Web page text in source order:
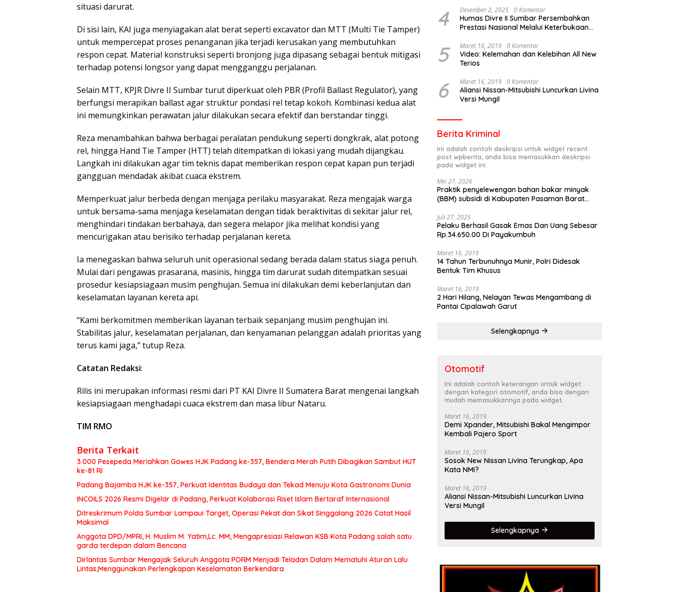
situasi darurat.
Di sisi lain, KAI juga menyiagakan alat berat seperti excavator dan MTT (Multi Tie Tamper)
untuk mempercepat proses penanganan jika terjadi kerusakan yang membutuhkan
respon cepat. Material konstruksi seperti bronjong juga dipasang sebagai bentuk mitigasi
terhadap potensi longsor yang dapat mengganggu perjalanan.
Selain MTT, KPJR Divre II Sumbar turut diperkuat oleh PBR (Profil Ballast Regulator), yang
berfungsi merapikan ballast agar struktur pondasi rel tetap kokoh. Kombinasi kedua alat
ini memungkinkan perawatan jalur dilakukan secara efektif dan berstandar tinggi.
Reza menambahkan bahwa berbagai peralatan pendukung seperti dongkrak, alat potong
rel, hingga Hand Tie Tamper (HTT) telah ditempatkan di lokasi yang mudah dijangkau.
Langkah ini dilakukan agar tim teknis dapat memberikan respon cepat kapan pun terjadi
gangguan mendadak akibat cuaca ekstrem.
Memperkuat jalur berbeda dengan menjaga perilaku masyarakat. Reza mengajak warga
untuk bersama-sama menjaga keselamatan dengan tidak beraktivitas di sekitar jalur rel,
menghindari tindakan berbahaya, dan segera melapor jika melihat kondisi yang
mencurigakan atau berisiko terhadap perjalanan kereta.
Ia menegaskan bahwa seluruh unit operasional sedang berada dalam status siaga penuh.
Mulai dari pengawas prasarana, masinis, hingga tim darurat sudah ditempatkan sesuai
prosedur kesiapsiagaan musim penghujan. Semua ini dilakukan demi keberlanjutan dan
keselamatan layanan kereta api.
“Kami berkomitmen memberikan layanan terbaik sepanjang musim penghujan ini.
Stabilitas jalur, keselamatan perjalanan, dan kenyamanan pelanggan adalah prioritas yang
terus kami jaga,” tutup Reza.
Catatan Redaksi:
Rilis ini merupakan informasi resmi dari PT KAI Divre II Sumatera Barat mengenai langkah
kesiapsiagaan menghadapi cuaca ekstrem dan masa libur Nataru.
TIM RMO
Berita Terkait
3.000 Pesepeda Meriahkan Gowes HJK Padang ke-357, Bendera Merah Putih Dibagikan Sambut HUT
ke-81 RI
Padang Bajamba HJK ke-357, Perkuat Identitas Budaya dan Tekad Menuju Kota Gastronomi Dunia
INCOILS 2026 Resmi Digelar di Padang, Perkuat Kolaborasi Riset Islam Bertaraf Internasional
Ditreskrimum Polda Sumbar Lampaui Target, Operasi Pekat dan Sikat Singgalang 2026 Catat Hasil
Maksimal
Anggota DPD/MPRI, H. Muslim M. Yatim,Lc. MM, Mengapresiasi Relawan KSB Kota Padang salah satu
garda terdepan dalam Bencana
Dirlantas Sumbar Mengajak Seluruh Anggota PORM Menjadi Teladan Dalam Mematuhi Aturan Lalu
Lintas,Menggunakan Perlengkapan Keselamatan Berkendara
4 Desember 2, 2025 0 Komentar
Humas Divre II Sumbar Persembahkan
Prestasi Nasional Melalui Keterbukaan
5 Maret 16, 2019 0 Komentar
Video: Kelemahan dan Kelebihan All New
Terios
6 Maret 16, 2019 0 Komentar
Aliansi Nissan-Mitsubishi Luncurkan Livina
Versi Mungil
Berita Kriminal
Ini adalah contoh deskripsi untuk widget recent
post wpberita, anda bisa memasukkan deskripsi
pada widget ini.
Mei 27, 2026
Praktik penyelewengan bahan bakar minyak
(BBM) subsidi di Kabupaten Pasaman Barat
Juli 27, 2025
Pelaku Berhasil Gasak Emas Dan Uang Sebesar
Rp.34.650.00 Di Payakumbuh
Maret 16, 2019
14 Tahun Terbunuhnya Munir, Polri Didesak
Bentuk Tim Khusus
Maret 16, 2019
2 Hari Hilang, Nelayan Tewas Mengambang di
Pantai Cipalawah Garut
Selengkapnya
Otomotif
Ini adalah contoh keterangan untuk widget
dengan kategori otomotif, anda bisa dengan
mudah memasukkannya pada widget.
Maret 16, 2019
Demi Xpander, Mitsubishi Bakal Mengimpor
Kembali Pajero Sport
Maret 16, 2019
Sosok New Nissan Livina Terungkap, Apa
Kata NMI?
Maret 16, 2019
Aliansi Nissan-Mitsubishi Luncurkan Livina
Versi Mungil
Selengkapnya